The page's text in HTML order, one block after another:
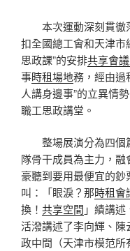
本次運動深刻貫徹
扣全國總工會和天津市
思政課”的安排共享會
事時租場地務，經由過
人講身邊事”的立異情
職工思政講堂。
整場展演分為四個
隊骨干成員為主力，
豪聽到要用最便宜的
叫：「眼淚？那時租會
換！ 共享空間 」績講
活潑講述了李向輝、
政中間（天津市模范